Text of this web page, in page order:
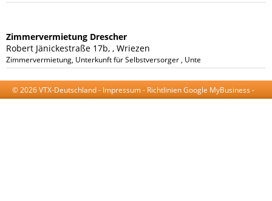
Zimmervermietung Drescher
Robert Jänickestraße 17b, , Wriezen
Zimmervermietung, Unterkunft für Selbstversorger , Unterkunft mit Küche,
© 2026 VTX-Deutschland - Impressum- Richtlinien Google MyBusiness -
AGB-Datenschutzerklärung